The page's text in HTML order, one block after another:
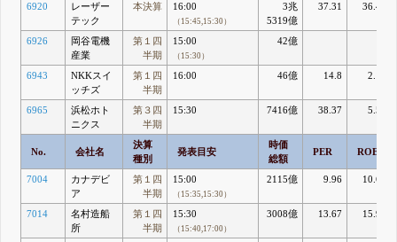
6920
レーザー
テック
本決算 16:00
（15:45,15:30）
3兆
5319億
37.31 36.46
6926
岡谷電機
産業
第１四
半期
15:00
（15:30）
42億
6943
NKKスイ
ッチズ
第１四
半期
16:00 46億 14.8 2.18
6965
浜松ホト
ニクス
第３四
半期
15:30 7416億 38.37 5.52
No. 会社名
決算
種別
発表目安
時価
総額
PER ROE
7004
カナデビ
ア
第１四
半期
15:00
（15:35,15:30）
2115億 9.96 10.69
7014
名村造船
所
第１四
半期
15:30
（15:40,17:00）
3008億 13.67 15.96